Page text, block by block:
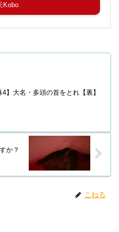
Kobo
4】大名・多頭の首をとれ【裏】
か？
こねる